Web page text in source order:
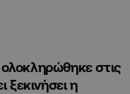
στις
ξεκινήσει η